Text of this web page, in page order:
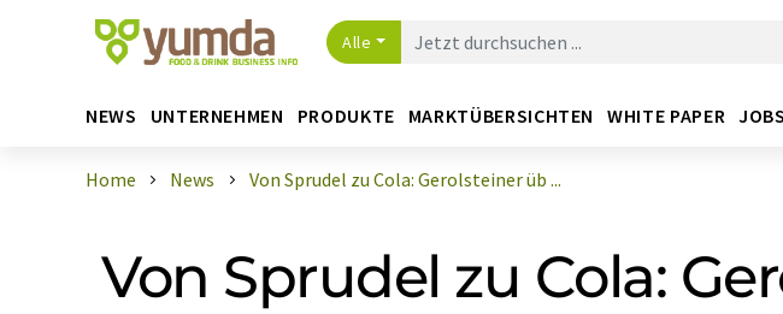
Alle
NEWS UNTERNEHMEN PRODUKTE MARKTÜBERSICHTEN WHITE PAPER JOBS
Home News Von Sprudel zu Cola: Gerolsteiner üb ...
Von Sprudel zu Cola: